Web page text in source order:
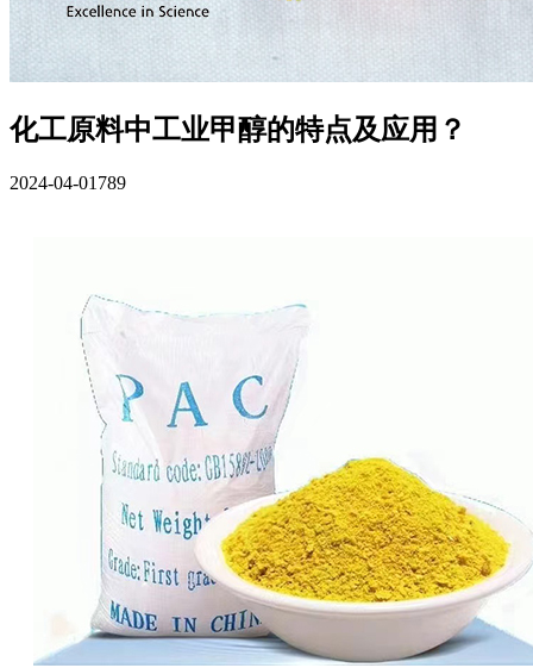
化工原料中工业甲醇的特点及应用？
2024-04-01 789